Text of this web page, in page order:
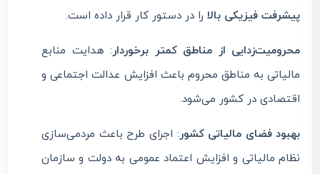
پیشرفت فیزیکی بالارا در دستور کار قرار داده است.
محرومیت‌زدایی از مناطق کمتر برخوردار: هدایت منابع
مالیاتی به مناطق محروم باعث افزایش عدالت اجتماعی و
اقتصادی در کشور می‌شود.
بهبود فضای مالیاتی کشور: اجرای طرح باعث مردمی‌سازی
نظام مالیاتی و افزایش اعتماد عمومی به دولت و سازمان